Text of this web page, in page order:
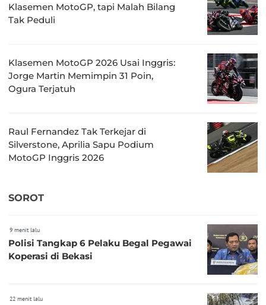
Klasemen MotoGP, tapi Malah Bilang
Tak Peduli
Klasemen MotoGP 2026 Usai Inggris:
Jorge Martin Memimpin 31 Poin,
Ogura Terjatuh
Raul Fernandez Tak Terkejar di
Silverstone, Aprilia Sapu Podium
MotoGP Inggris 2026
SOROT
9 menit lalu
Polisi Tangkap 6 Pelaku Begal Pegawai
Koperasi di Bekasi
22 menit lalu